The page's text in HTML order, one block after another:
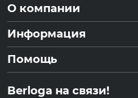
О компании
Информация
Помощь
Berloga на связи!